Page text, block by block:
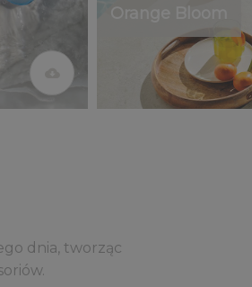
Orange Bloom
dnia, tworząc